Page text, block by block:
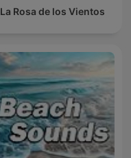
La Rosa de los Vientos